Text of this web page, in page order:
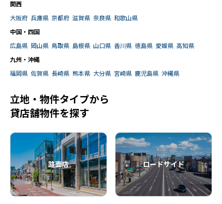
関西
大阪府 兵庫県 京都府 滋賀県 奈良県 和歌山県
中国・四国
広島県 岡山県 鳥取県 島根県 山口県 香川県 徳島県 愛媛県 高知県
九州・沖縄
福岡県 佐賀県 長崎県 熊本県 大分県 宮崎県 鹿児島県 沖縄県
立地・物件タイプから
貸店舗物件を探す
路面店 ロードサイド